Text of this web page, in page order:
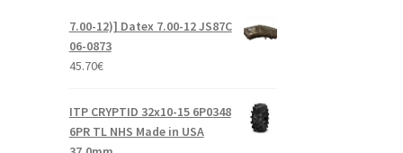
7.00-12)] Datex 7.00-12 JS87C
06-0873
45.70€
ITP CRYPTID 32x10-15 6P0348
6PR TL NHS Made in USA